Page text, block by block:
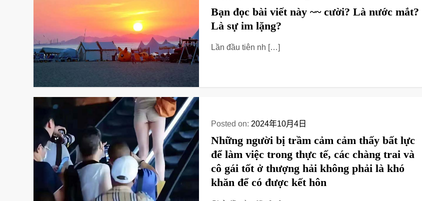
Bạn đọc bài viết này ~~ cười? Là nước mắt?
Là sự im lặng?
Lần đầu tiên nh […]
Posted on: 2024年10月4日
Những người bị trầm cảm cảm thấy bất lực
để làm việc trong thực tế, các chàng trai và
cô gái tốt ở thượng hải không phải là khó
khăn để có được kết hôn